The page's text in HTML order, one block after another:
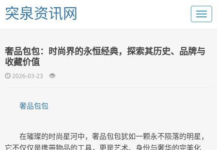
突泉资讯网
奢品包包：时尚界的永恒经典，探索其历史、品牌与
收藏价值
2026-03-23
奢品包包
在璀璨的时尚星河中，奢品包包犹如一颗永不陨落的明星，
它不仅仅是携带物品的工具，更是艺术、身份与奢华的完美化